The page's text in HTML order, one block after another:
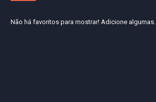
Não há favoritos para mostrar! Adicione algumas.